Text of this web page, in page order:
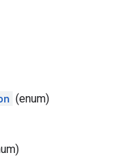
(enum)